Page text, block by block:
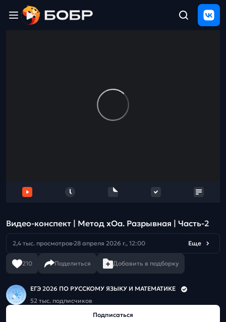
отзыв
Видео-конспект | Метод xOa. Разрывная | Часть-2
2,4 тыс. просмотров 28 апреля 2026 г., 12:00 Еще
210 Поделиться Добавить в подборку
ЕГЭ 2026 ПО РУССКОМУ ЯЗЫКУ И МАТЕМАТИКЕ
52 тыс. подписчиков
Подписаться